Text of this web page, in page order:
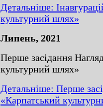
Детальніше:
культурний шлях»
Липень, 2021
Перше засідання
культурний шлях»
Детальніше: Перше
«Карпатський